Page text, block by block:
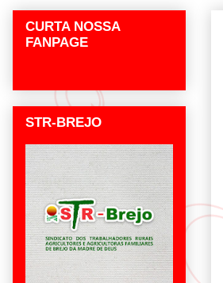
CURTA NOSSA
FANPAGE
STR-BREJO